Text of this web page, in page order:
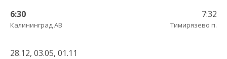
6:30
Калининград АВ
7:32
Тимирязево п.
28.12, 03.05, 01.11